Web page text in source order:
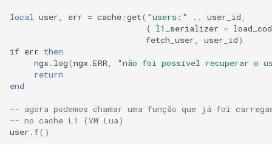
local user err = cache :get( "users:" .. user_id
{ l1_serializer =
fetch_user
user_id)
if err then
ngx. log(ngx.ERR
"não foi possível recuperar o
return
end
-- agora podemos chamar uma função que já foi
-- no cache L1 (VM Lua)
user .f()